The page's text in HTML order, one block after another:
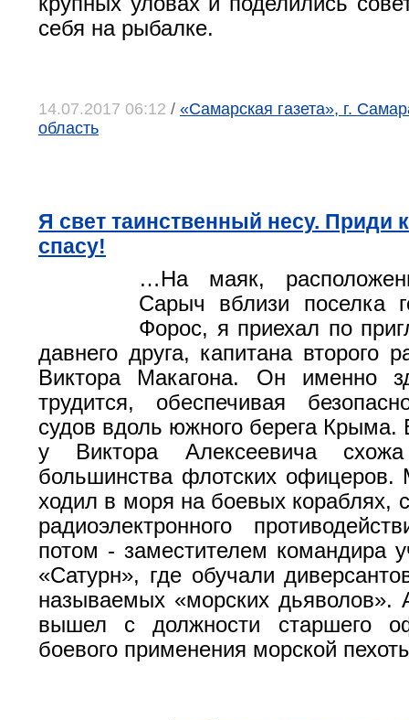
себя на рыбалке.
14.07.2017 06:12 / «Самарская газета», г.
область
Я свет таинственный несу. Приди
спасу!
…На маяк,
Сарыч вблизи поселка
Форос, я приехал по
давнего друга, капитана второго
Виктора Макагона. Он именно
трудится, обеспечивая
судов вдоль южного берега Крыма.
у Виктора Алексеевича
большинства флотских офицеров.
ходил в моря на боевых кораблях,
радиоэлектронного
потом - заместителем командира
«Сатурн», где обучали
называемых «морских дьяволов».
вышел с должности старшего
боевого применения морской